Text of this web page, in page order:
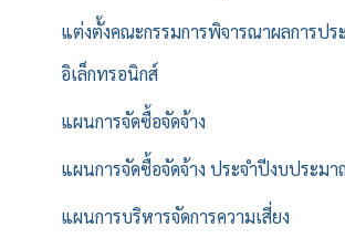
แต่งตั้งคณะกรรมการพิจารณาผลการปร
อิเล็กทรอนิกส์
แผนการจัดซื้อจัดจ้าง
แผนการจัดซื้อจัดจ้าง ประจำปีงบประม
แผนการบริหารจัดการความเสี่ยง